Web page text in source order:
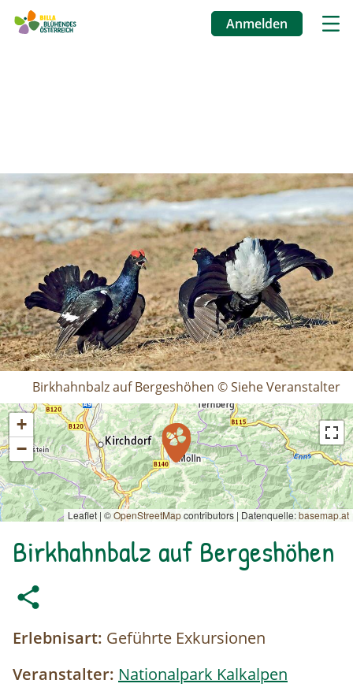
Anmelden
Birkhahnbalz auf Bergeshöhen © Siehe Veranstalter
+
−
Leaflet | ©OpenStreetMapcontributors | Datenquelle:basemap.at
Birkhahnbalz auf Bergeshöhen
Erlebnisart: Geführte Exkursionen
Veranstalter: Nationalpark Kalkalpen